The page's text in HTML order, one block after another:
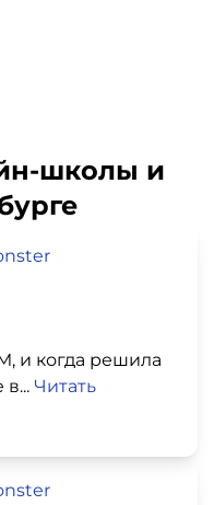
школы и
и когда решила
Читать